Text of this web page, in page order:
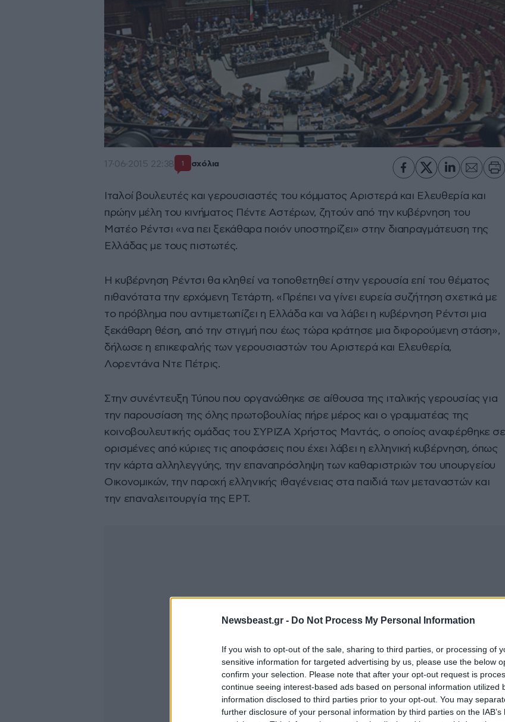
Newsbeast.gr - Do Not Process My Personal Information
If you wish to opt-out of the sale, sharing to third parties, or processing of
sensitive information for targeted advertising by us, please use the below
confirm your selection. Please note that after your opt-out request is
continue seeing interest-based ads based on personal information utilized
information disclosed to third parties prior to your opt-out. You may
further disclosure of your personal information by third parties on the IAB’s
17·06·2015 22:38 1 σχόλια
Ιταλοί βουλευτές και γερουσιαστές του κόμματος Αριστερά και Ελευθερία και
πρώην μέλη του κινήματος Πέντε Αστέρων, ζητούν από την κυβέρνηση του
Ματέο Ρέντσι «να πει ξεκάθαρα ποιόν υποστηρίζει» στην διαπραγμάτευση της
Ελλάδας με τους πιστωτές.
Η κυβέρνηση Ρέντσι θα κληθεί να τοποθετηθεί στην γερουσία επί του θέματος
πιθανότατα την ερχόμενη Τετάρτη. «Πρέπει να γίνει ευρεία συζήτηση σχετικά με
το πρόβλημα που αντιμετωπίζει η Ελλάδα και να λάβει η κυβέρνηση Ρέντσι μια
ξεκάθαρη θέση, από την στιγμή που έως τώρα κράτησε μια διφορούμενη στάση»,
δήλωσε η επικεφαλής των γερουσιαστών του Αριστερά και Ελευθερία,
Λορεντάνα Ντε Πέτρις.
Στην συνέντευξη Τύπου που οργανώθηκε σε αίθουσα της ιταλικής γερουσίας για
την παρουσίαση της όλης πρωτοβουλίας πήρε μέρος και ο γραμματέας της
κοινοβουλευτικής ομάδας του ΣΥΡΙΖΑ Χρήστος Μαντάς, ο οποίος αναφέρθηκε σε
ορισμένες από κύριες τις αποφάσεις που έχει λάβει η ελληνική κυβέρνηση, όπως
την κάρτα αλληλεγγύης, την επαναπρόσληψη των καθαριστριών του υπουργείου
Οικονομικών, την παροχή ελληνικής ιθαγένειας στα παιδιά των μεταναστών και
την επαναλειτουργία της ΕΡΤ.